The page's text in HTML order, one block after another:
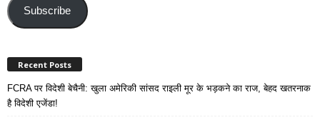
AddressSubscribe
Recent Posts
FCRA पर विदेशी बेचैनी: खुला अमेरिकी सांसद राइली मूर के भड़कने का राज, बेहद खतरनाक
है विदेशी एजेंडा!